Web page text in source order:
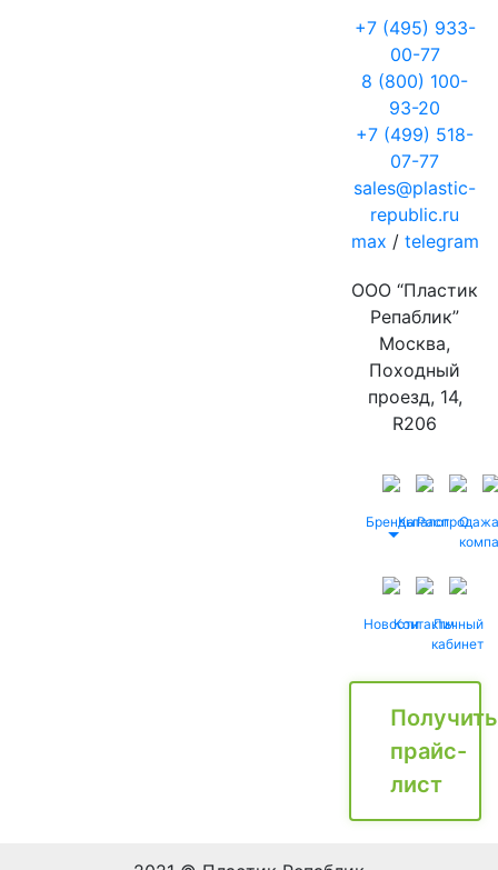
+7 (495) 933-
00-77
8 (800) 100-
93-20
+7 (499) 518-
07-77
sales@plastic-
republic.ru
max / telegram
ООО “Пластик
Репаблик”
Москва,
Походный
проезд, 14,
R206
БрендыКаталог
Распродажа
О
НовостиКонтактыЛичный
кабинет
Получить
прайс-
лист